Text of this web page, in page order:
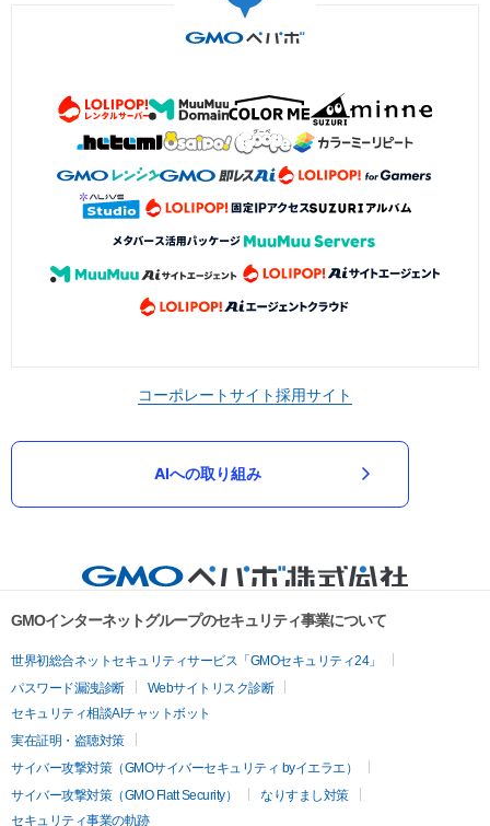
コーポレートサイト採用サイト
AIへの取り組み
GMOインターネットグループのセキュリティ事業について
世界初総合ネットセキュリティサービス「GMOセキュリティ24」
パスワード漏洩診断
Webサイトリスク診断
セキュリティ相談AIチャットボット
実在証明・盗聴対策
サイバー攻撃対策（GMOサイバーセキュリティ byイエラエ）
サイバー攻撃対策（GMO Flatt Security）
なりすまし対策
セキュリティ事業の軌跡